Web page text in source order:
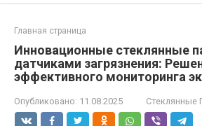
Главная страница
Инновационные стеклянные
датчиками загрязнения:
эффективного мониторинга
Опубликовано: 11.08.2025 Стеклянные